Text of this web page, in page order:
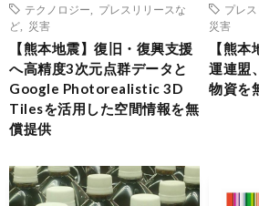
テクノロジー
プレスリリースな
ど
災害
【熊本地震】復旧・復興支援
へ高精度3次元点群データと
Google Photorealistic 3D
Tilesを活用した空間情報を無
償提供
プレ
災害
【熊
運連盟
物資を